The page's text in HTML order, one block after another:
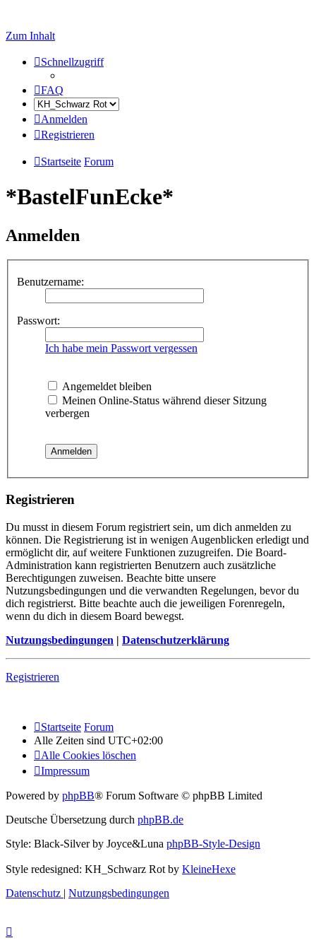
Zum Inhalt
Schnellzugriff
FAQ
Anmelden
Registrieren
Startseite Forum
*BastelFunEcke*
Anmelden
Benutzername:
Passwort:
Ich habe mein Passwort vergessen
Angemeldet bleiben
Meinen Online-Status während dieser Sitzung
verbergen
Registrieren
Du musst in diesem Forum registriert sein, um dich anmelden zu
können. Die Registrierung ist in wenigen Augenblicken erledigt und
ermöglicht dir, auf weitere Funktionen zuzugreifen. Die Board-
Administration kann registrierten Benutzern auch zusätzliche
Berechtigungen zuweisen. Beachte bitte unsere
Nutzungsbedingungen und die verwandten Regelungen, bevor du
dich registrierst. Bitte beachte auch die jeweiligen Forenregeln,
wenn du dich in diesem Board bewegst.
Nutzungsbedingungen | Datenschutzerklärung
Registrieren
Startseite Forum
Alle Zeiten sind UTC+02:00
Alle Cookies löschen
Impressum
Powered by phpBB® Forum Software © phpBB Limited
Deutsche Übersetzung durch phpBB.de
Style: Black-Silver by Joyce&Luna phpBB-Style-Design
Style redesigned: KH_Schwarz Rot by KleineHexe
Datenschutz | Nutzungsbedingungen